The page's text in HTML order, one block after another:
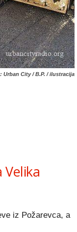
Urban City / B.P. / ilustracija
iz Požarevca, a